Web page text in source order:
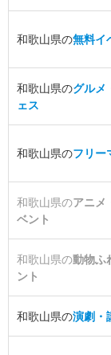
和歌山県の無料イ
和歌山県のグルメ
ェス
和歌山県のフリー
和歌山県のアニメ
ベント
和歌山県の動物ふ
ント
和歌山県の演劇・